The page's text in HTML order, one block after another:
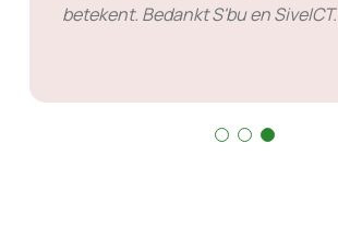
betekent. Bedankt S'bu en SiveICT.